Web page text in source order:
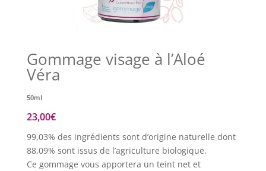
Gommage visage à l’Aloé
Véra
50ml
23,00€
99,03% des ingrédients sont d’origine naturelle dont
88,09% sont issus de l’agriculture biologique.
Ce gommage vous apportera un teint net et